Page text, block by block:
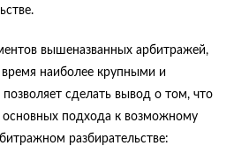
вышеназванных арбитражей,
наиболее крупными и
позволяет сделать вывод о том, что
основных подхода к возможному
разбирательстве: